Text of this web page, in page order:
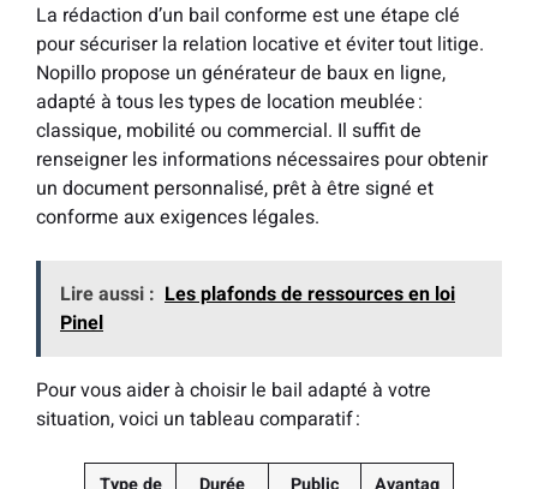
La rédaction d’un bail conforme est une étape clé
pour sécuriser la relation locative et éviter tout litige.
Nopillo propose un générateur de baux en ligne,
adapté à tous les types de location meublée :
classique, mobilité ou commercial. Il suffit de
renseigner les informations nécessaires pour obtenir
un document personnalisé, prêt à être signé et
conforme aux exigences légales.
Lire aussi : Les plafonds de ressources en loi
Pinel
Pour vous aider à choisir le bail adapté à votre
situation, voici un tableau comparatif :